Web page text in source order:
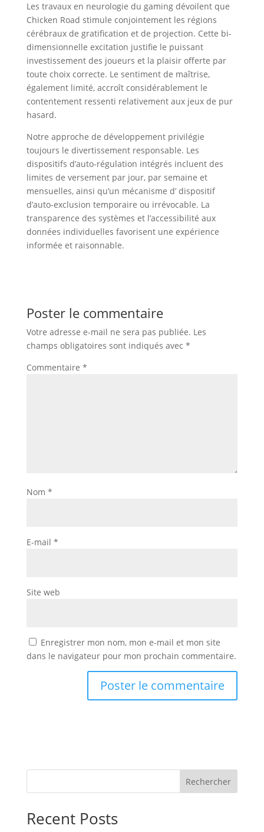
Les travaux en neurologie du gaming dévoilent que
Chicken Road stimule conjointement les régions
cérébraux de gratification et de projection. Cette bi-
dimensionnelle excitation justifie le puissant
investissement des joueurs et la plaisir offerte par
toute choix correcte. Le sentiment de maîtrise,
également limité, accroît considérablement le
contentement ressenti relativement aux jeux de pur
hasard.
Notre approche de développement privilégie
toujours le divertissement responsable. Les
dispositifs d’auto-régulation intégrés incluent des
limites de versement par jour, par semaine et
mensuelles, ainsi qu’un mécanisme d’ dispositif
d’auto-exclusion temporaire ou irrévocable. La
transparence des systèmes et l’accessibilité aux
données individuelles favorisent une expérience
informée et raisonnable.
Poster le commentaire
Votre adresse e-mail ne sera pas publiée. Les
champs obligatoires sont indiqués avec *
Commentaire *
Nom *
E-mail *
Site web
Enregistrer mon nom, mon e-mail et mon site
dans le navigateur pour mon prochain commentaire.
Rechercher
Recent Posts